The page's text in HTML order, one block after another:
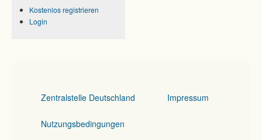
Kostenlos registrieren
Login
Zentralstelle Deutschland Impressum
Nutzungsbedingungen